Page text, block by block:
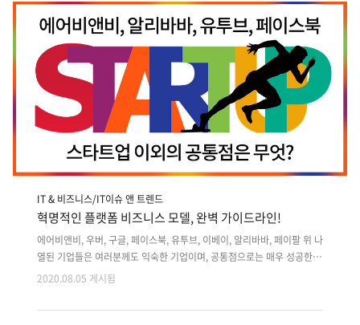
조하는 효율적인 팀빌딩과 성장 방법은 무엇일까요? 스타트업 초기에는
경영진 라인업을 세우지 말자 만일 회사에 명확한 목표와 비전이 있다면
경영진보다는 실무에 투입되는 인원이 더 필요할 것입니다. 명확한 사업
비전 및 방향에는 분야별 프로젝트나 인력 관리 역량이 좋은 사람보다는
IT & 비즈니스/IT이슈 앤 트렌드
혁명적인 플랫폼 비즈니스 모델, 완벽 가이드라인!
에어비앤비, 우버, 구글, 페이스북, 유투브, 이베이, 알리바바, 페이팔 위 나
열된 기업들은 여러분께도 익숙한 기업이며, 공통점으로는 매우 성공한
스타트업 기업이라는 것입니다. 그럼 이 성공 기업들의 또 다른 공통점은
하는 이 회사들은 비즈니스 모델의 표본으로 플랫폼 비즈니스의 모범 사
2020.08.05 게시됨